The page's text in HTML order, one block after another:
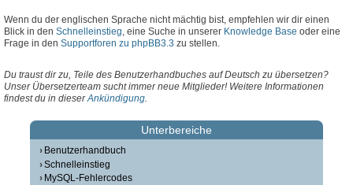
Wenn du der englischen Sprache nicht mächtig bist, empfehlen wir dir einen
Blick in den Schnelleinstieg, eine Suche in unserer Knowledge Base oder eine
Frage in den Supportforen zu phpBB3.3 zu stellen.
Du traust dir zu, Teile des Benutzerhandbuches auf Deutsch zu übersetzen?
Unser Übersetzerteam sucht immer neue Mitglieder! Weitere Informationen
findest du in dieserAnkündigung.
Unterbereiche
Benutzerhandbuch
Schnelleinstieg
MySQL-Fehlercodes